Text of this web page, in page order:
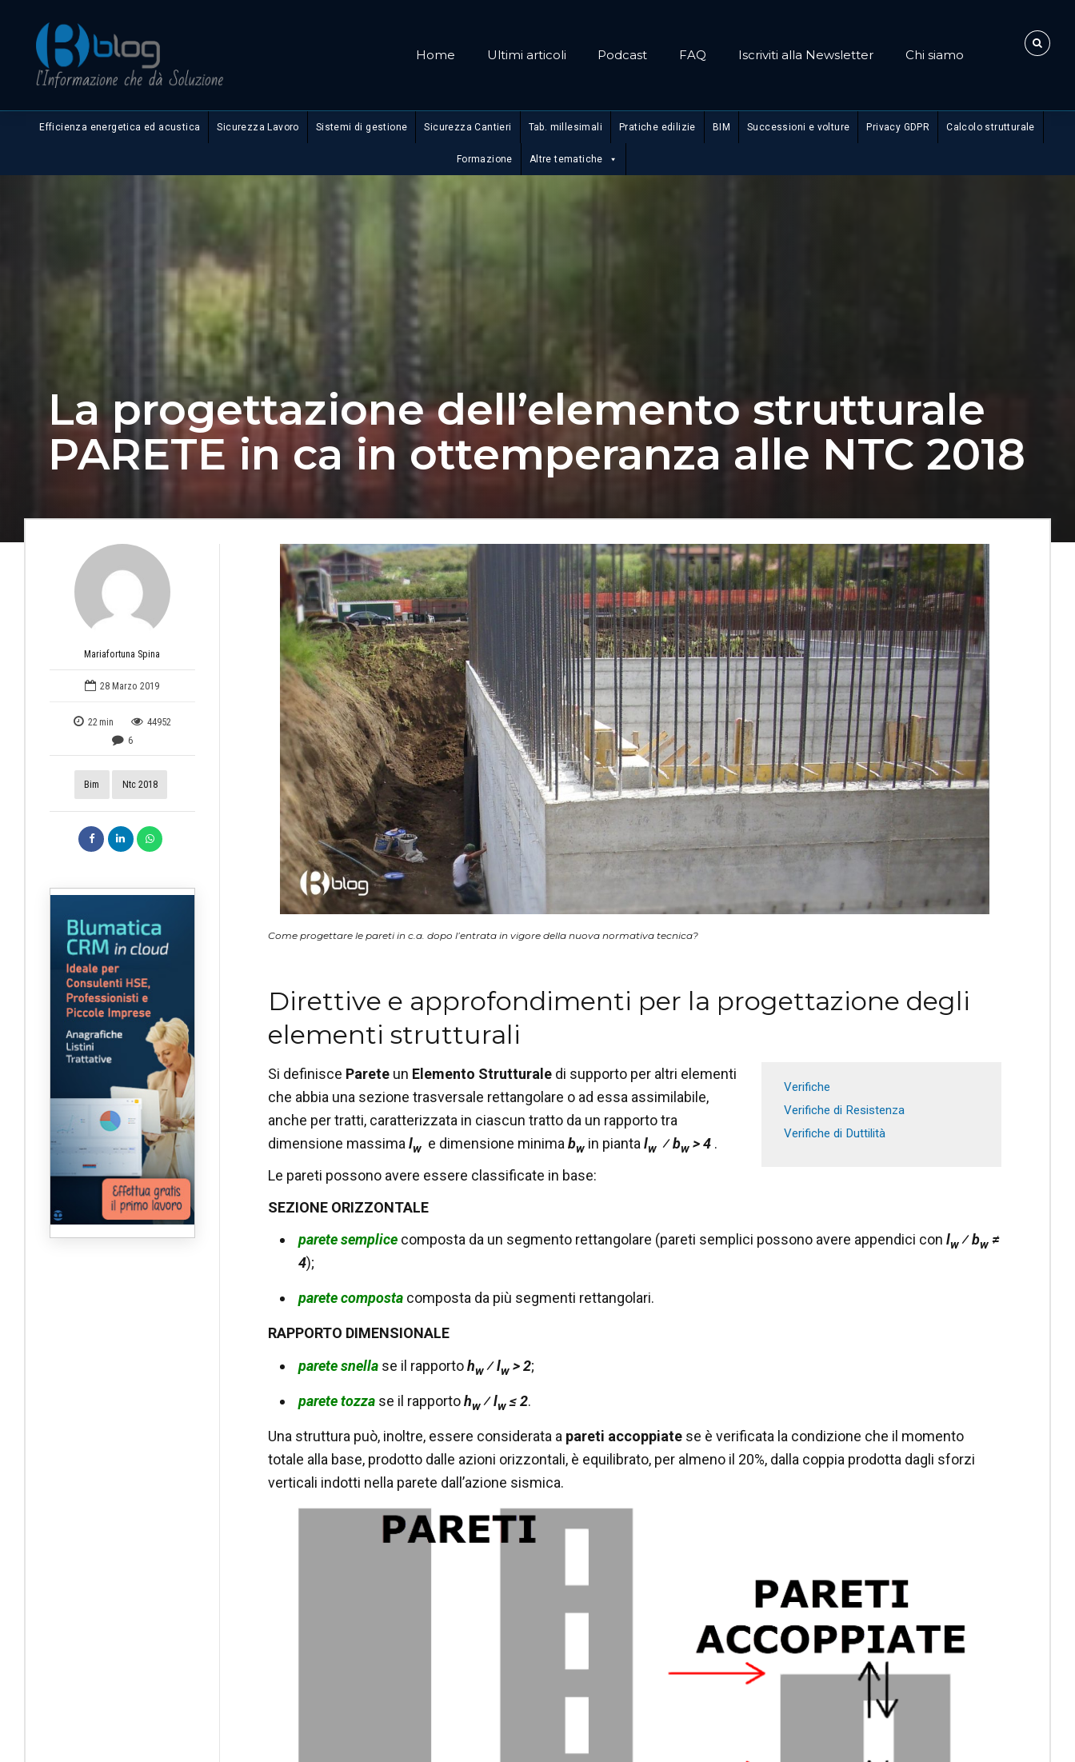
Home Ultimi articoli Podcast FAQ Iscriviti alla Newsletter Chi siamo
Efficienza energetica ed acustica Sicurezza Lavoro Sistemi di gestione Sicurezza Cantieri Tab. millesimali Pratiche edilizie BIM Successioni e volture Privacy GDPR Calcolo strutturale
Formazione Altre tematiche
La progettazione dell’elemento strutturale
PARETE in ca in ottemperanza alle NTC 2018
Mariafortuna Spina
28 Marzo 2019
22 min
44952
6
Bim Ntc 2018
Come progettare le pareti in c.a. dopo l’entrata in vigore della nuova normativa tecnica?
Direttive e approfondimenti per la progettazione degli
elementi strutturali
Verifiche
Verifiche di Resistenza
Verifiche di Duttilità
Si definisce Pareteun Elemento Strutturaledi supporto per altri elementi
che abbia una sezione trasversale rettangolare o ad essa assimilabile,
anche per tratti, caratterizzata in ciascun tratto da un rapporto tra
dimensione massima lwe dimensione minima bwin pianta lw⁄ bw > 4.
Le pareti possono avere essere classificate in base:
SEZIONE ORIZZONTALE
parete semplicecomposta da un segmento rettangolare (pareti semplici possono avere appendici con lw⁄ bw≠
4);
parete composta composta da più segmenti rettangolari.
RAPPORTO DIMENSIONALE
parete snella se il rapportohw⁄ lw> 2;
parete tozza se il rapportohw⁄ lw≤ 2.
Una struttura può, inoltre, essere considerata a pareti accoppiatese è verificata la condizione che il momento
totale alla base, prodotto dalle azioni orizzontali, è equilibrato, per almeno il 20%, dalla coppia prodotta dagli sforzi
verticali indotti nella parete dall’azione sismica.